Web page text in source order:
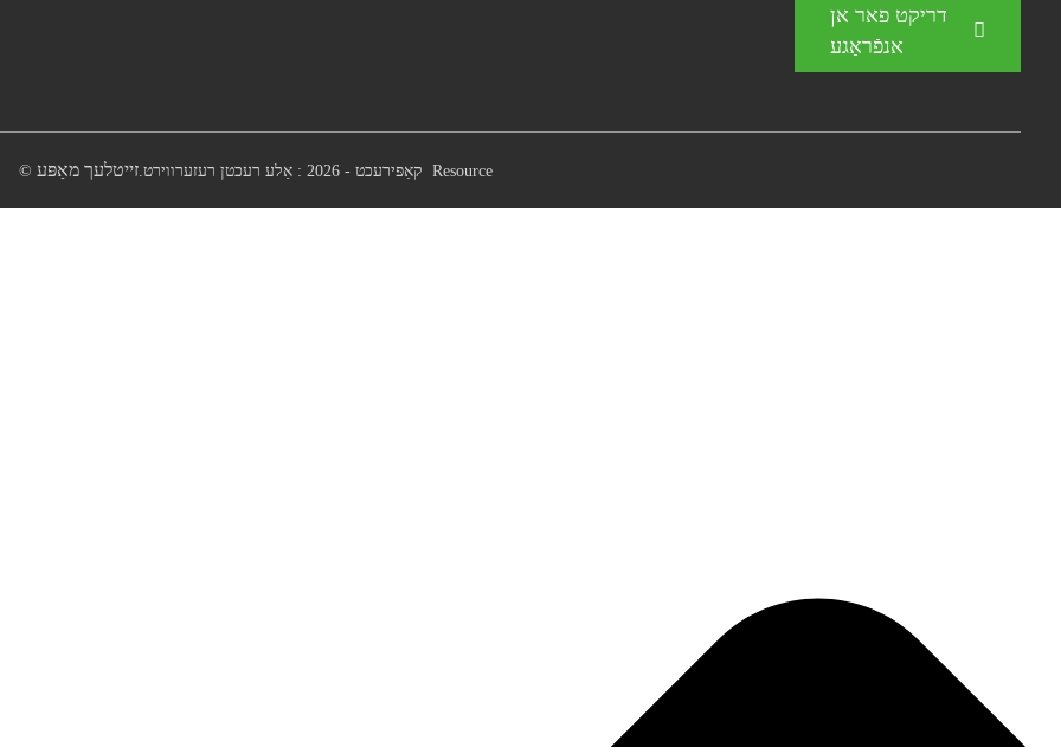
דריקט פאר אן
אנפֿראַגע
© קאַפּירעכט - 2026 : אַלע רעכטן רעזערווירט. זייטלעך מאַפּע Resource